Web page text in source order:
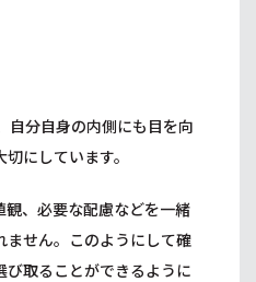
自分自身の内側にも目を向
にしています。
、必要な配慮などを一緒
ません。このようにして確
取ることができるように